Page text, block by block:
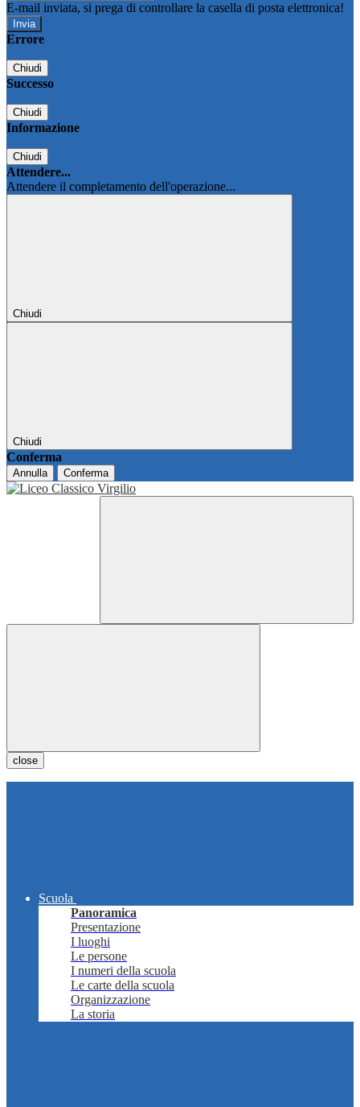
E-mail inviata, si prega di controllare la casella di posta elettronica!
Errore
Chiudi
Successo
Chiudi
Informazione
Chiudi
Attendere...
Attendere il completamento dell'operazione...
Chiudi
Chiudi
Conferma
Annulla Conferma
close
Scuola
Panoramica
Presentazione
I luoghi
Le persone
I numeri della scuola
Le carte della scuola
Organizzazione
La storia